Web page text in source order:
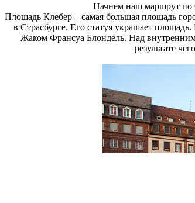
Начнем наш маршрут по
Площадь Клебер – самая большая площадь
в Страсбурге. Его статуя украшает
Жаком Франсуа Блондель. Над
результате